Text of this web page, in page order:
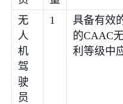
无
人
机
驾
驶
员
1
具备有效
的CAAC
利等级中